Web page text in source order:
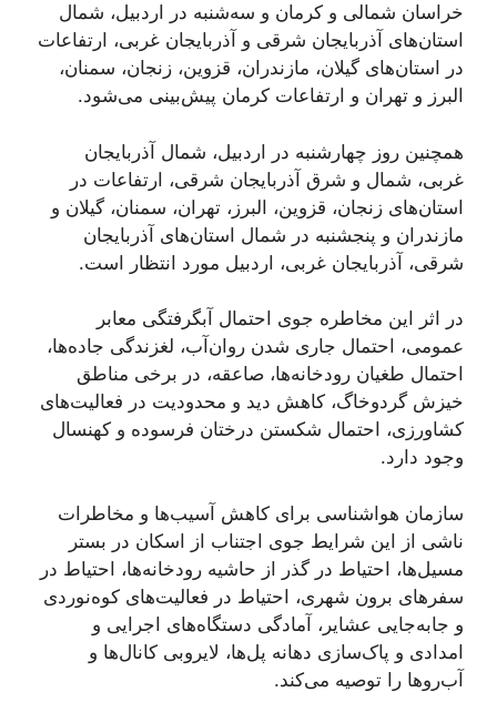
خراسان شمالی و کرمان و سه‌شنبه در اردبیل، شمال
استان‌های آذربایجان شرقی و آذربایجان غربی، ارتفاعات
در استان‌های گیلان، مازندران، قزوین، زنجان، سمنان،
البرز و تهران و ارتفاعات کرمان پیش‌بینی می‌شود.
همچنین روز چهارشنبه در اردبیل، شمال آذربایجان
غربی، شمال و شرق آذربایجان شرقی، ارتفاعات در
استان‌های زنجان، قزوین، البرز، تهران، سمنان، گیلان و
مازندران و پنجشنبه در شمال استان‌های آذربایجان
شرقی، آذربایجان غربی، اردبیل مورد انتظار است.
در اثر این مخاطره جوی احتمال آبگرفتگی معابر
عمومی، احتمال جاری شدن روان‌آب، لغزندگی جاده‌ها،
احتمال طغیان رودخانه‌ها، صاعقه، در برخی مناطق
خیزش گردوخاگ، کاهش دید و محدودیت در فعالیت‌های
کشاورزی، احتمال شکستن درختان فرسوده و کهنسال
وجود دارد.
سازمان هواشناسی برای کاهش آسیب‌ها و مخاطرات
ناشی از این شرایط جوی اجتناب از اسکان در بستر
مسیل‌ها، احتیاط در گذر از حاشیه رودخانه‌ها، احتیاط در
سفرهای برون شهری، احتیاط در فعالیت‌های کوه‌نوردی
و جابه‌جایی عشایر، آمادگی دستگاه‌های اجرایی و
امدادی و پاک‌سازی دهانه پل‌ها، لایروبی کانال‌ها و
آب‌روها را توصیه می‌کند.